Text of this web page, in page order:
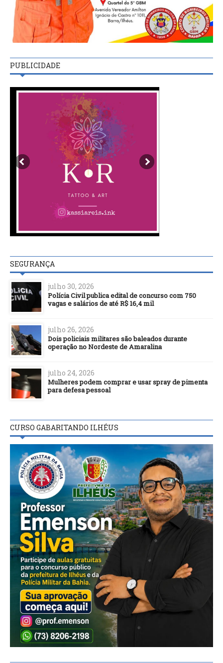
PUBLICIDADE
SEGURANÇA
julho 30, 2026
Polícia Civil publica edital de concurso com 750
vagas e salários de até R$ 16,4 mil
julho 26, 2026
Dois policiais militares são baleados durante
operação no Nordeste de Amaralina
julho 24, 2026
Mulheres podem comprar e usar spray de pimenta
para defesa pessoal
CURSO GABARITANDO ILHÉUS